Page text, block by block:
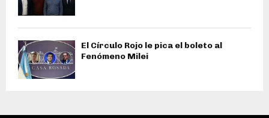
El Círculo Rojo le pica el boleto al
Fenómeno Milei